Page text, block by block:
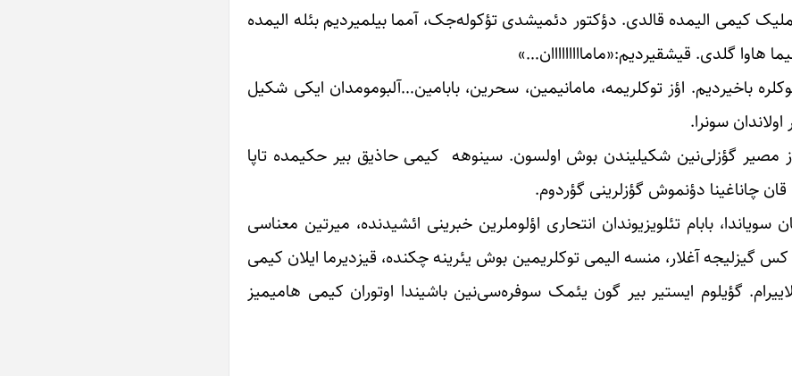
کیمی الیمده قالدی. دؤکتور دئمیشدی تؤکوله‌جک، آمما بیلمیردیم بئله الیمده
هاوا گلدی. قیشقیردیم:«مامااااااااان…»
باخیردیم. اؤز توکلریمه، مامانیمین، سحرین، بابامین…آلبومومدان ایکی شکیل
سونرا.
مصیر گؤزلی‌نین شکیلیندن بوش اولسون. سینوهه ‌کیمی حاذیق بیر حکیمده تاپا
چاناغینا دؤنموش گؤزلرینی گؤردوم.
بابام تئلویزیوندان انتحاری اؤلوملرین خبرینی ائشیدنده، میرتین معناسی
گیزلیجه آغلار، منسه الیمی توکلریمین بوش یئرینه چکنده، قیزدیرما ایلان کیمی
گؤیلوم ایستیر بیر گون یئمک سوفره‌سی‌نین باشیندا اوتوران کیمی هامیمیز